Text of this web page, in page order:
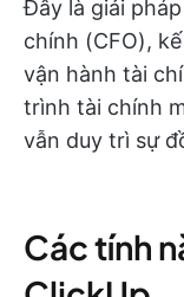
Đây là giải
chính (CFO),
vận hành tài
trình tài chính
vẫn duy trì sự
Các tính